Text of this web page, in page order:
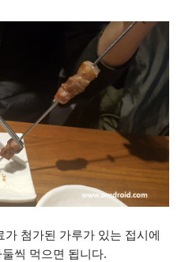
첨가된 가루가 있는 접시에
씩 먹으면 됩니다.